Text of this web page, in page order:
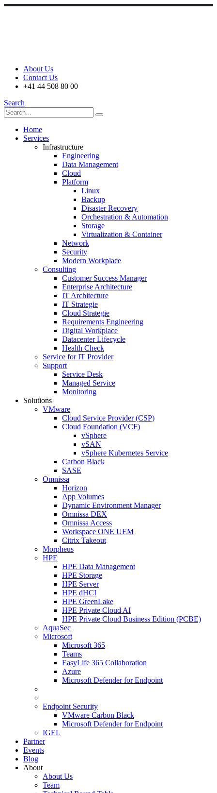
About Us
Contact Us
+41 44 508 80 00
Search
Home
Services
Infrastructure
Engineering
Data Management
Cloud
Platform
Linux
Backup
Disaster Recovery
Orchestration & Automation
Storage
Virtualization & Container
Network
Security
Modern Workplace
Consulting
Customer Success Manager
Enterprise Architecture
IT Architecture
IT Strategie
Cloud Strategie
Requirements Engineering
Digital Workplace
Datacenter Lifecycle
Health Check
Service for IT Provider
Support
Service Desk
Managed Service
Monitoring
Solutions
VMware
Cloud Service Provider (CSP)
Cloud Foundation (VCF)
vSphere
vSAN
vSphere Kubernetes Service
Carbon Black
SASE
Omnissa
Horizon
App Volumes
Dynamic Environment Manager
Omnissa DEX
Omnissa Access
Workspace ONE UEM
Citrix Takeout
Morpheus
HPE
HPE Data Management
HPE Storage
HPE Server
HPE dHCI
HPE GreenLake
HPE Private Cloud AI
HPE Private Cloud Business Edition (PCBE)
AquaSec
Microsoft
Microsoft 365
Teams
EasyLife 365 Collaboration
Azure
Microsoft Defender for Endpoint
Endpoint Security
VMware Carbon Black
Microsoft Defender for Endpoint
IGEL
Partner
Events
Blog
About
About Us
Team